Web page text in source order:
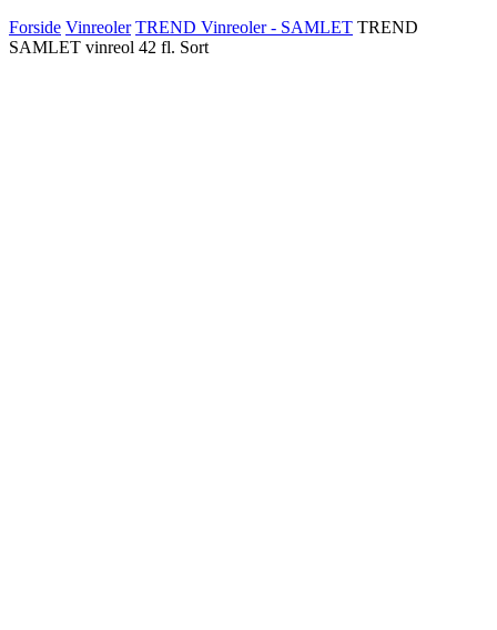
Forside Vinreoler TREND Vinreoler - SAMLET TREND
SAMLET vinreol 42 fl. Sort